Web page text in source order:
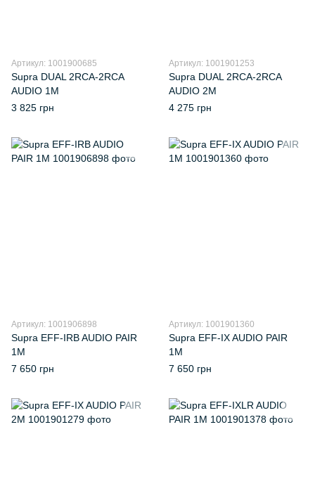
Артикул: 1001900685
Supra DUAL 2RCA-2RCA
AUDIO 1M
3 825 грн
Артикул: 1001901253
Supra DUAL 2RCA-2RCA
AUDIO 2M
4 275 грн
Артикул: 1001906898
Supra EFF-IRB AUDIO PAIR
1M
7 650 грн
Артикул: 1001901360
Supra EFF-IX AUDIO PAIR
1M
7 650 грн